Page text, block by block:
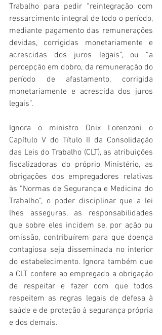
Trabalho para pedir “reintegração com
ressarcimento integral de todo o período,
mediante pagamento das remunerações
devidas, corrigidas monetariamente e
acrescidas dos juros legais”, ou “a
percepção em dobro, da remuneração do
período de afastamento, corrigida
monetariamente e acrescida dos juros
legais”.
Ignora o ministro Onix Lorenzoni o
Capítulo V do Título II da Consolidação
das Leis do Trabalho (CLT), as atribuições
fiscalizadoras do próprio Ministério, as
obrigações dos empregadores relativas
às “Normas de Segurança e Medicina do
Trabalho”, o poder disciplinar que a lei
lhes asseguras, as responsabilidades
que sobre eles incidem se, por ação ou
omissão, contribuírem para que doença
contagiosa seja disseminada no interior
do estabelecimento. Ignora também que
a CLT confere ao empregado a obrigação
de respeitar e fazer com que todos
respeitem as regras legais de defesa à
saúde e de proteção à segurança própria
e dos demais.